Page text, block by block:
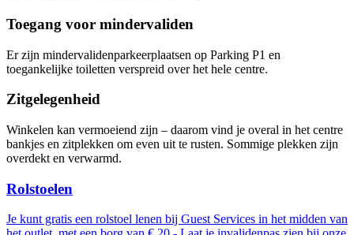
Toegang voor mindervaliden
Er zijn mindervalidenparkeerplaatsen op Parking P1 en
toegankelijke toiletten verspreid over het hele centre.
Zitgelegenheid
Winkelen kan vermoeiend zijn – daarom vind je overal in het centre
bankjes en zitplekken om even uit te rusten. Sommige plekken zijn
overdekt en verwarmd.
Rolstoelen
Je kunt gratis een rolstoel lenen bij Guest Services in het midden van